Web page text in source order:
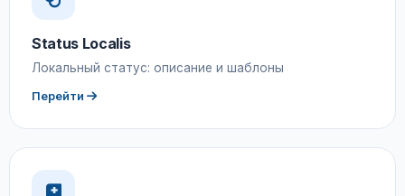
Status Localis
Локальный статус: описание и шаблоны
Перейти